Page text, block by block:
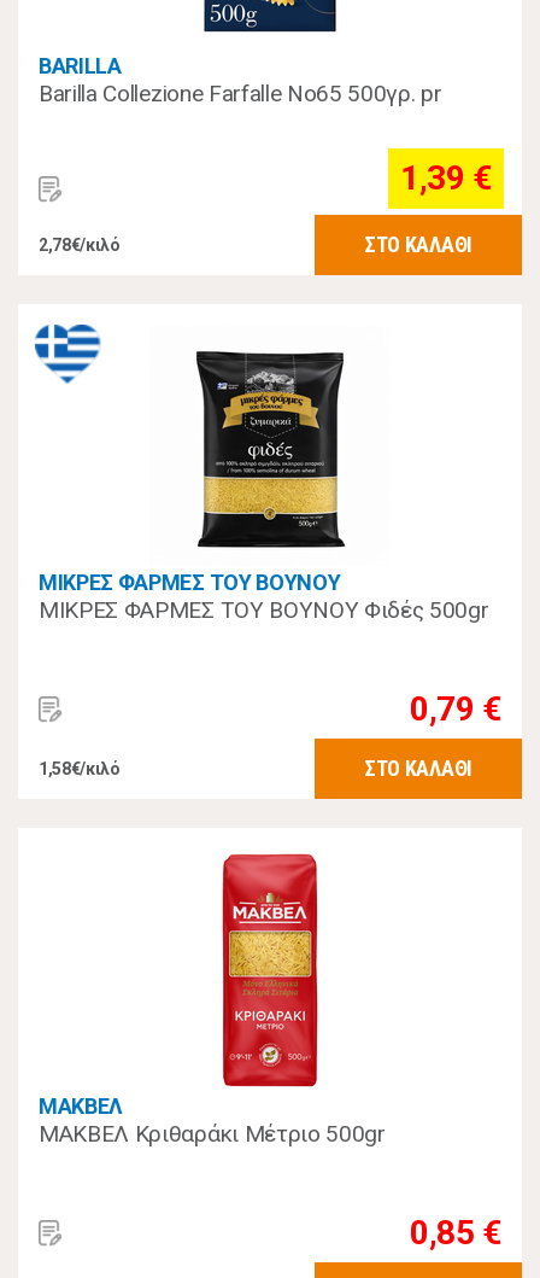
BARILLA
Barilla Collezione Farfalle Νo65 500γρ. pr
1,39 €
2,78€/κιλό ΣΤΟ ΚΑΛΑΘΙ
ΜΙΚΡΕΣ ΦΑΡΜΕΣ ΤΟΥ ΒΟΥΝΟΥ
ΜΙΚΡΕΣ ΦΑΡΜΕΣ ΤΟΥ ΒΟΥΝΟΥ Φιδές 500gr
0,79 €
1,58€/κιλό ΣΤΟ ΚΑΛΑΘΙ
ΜΑΚΒΕΛ
ΜΑΚΒΕΛ Κριθαράκι Μέτριο 500gr
0,85 €